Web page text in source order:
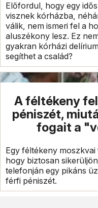
Előfordul, hogy egy
visznek kórházba,
válik, nem ismeri fel a
aluszékony lesz. Ez
gyakran kórházi
segíthet a család?
A féltékeny
péniszét,
fogait a
Egy féltékeny
hogy biztosan
telefonján egy pikáns
férfi péniszét.